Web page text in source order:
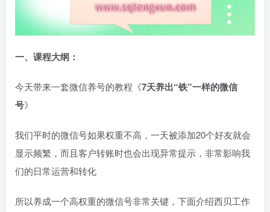
一、 课程大纲：
今天带来一套微信养号的教程《7天养出“铁”一样的微信
号》
我们平时的微信号如果权重不高，一天被添加20个好友就会
显示频繁，而且客户转账时也会出现异常提示，非常影响我
们的日常运营和转化
所以养成一个高权重的微信号非常关键，下面介绍西贝工作